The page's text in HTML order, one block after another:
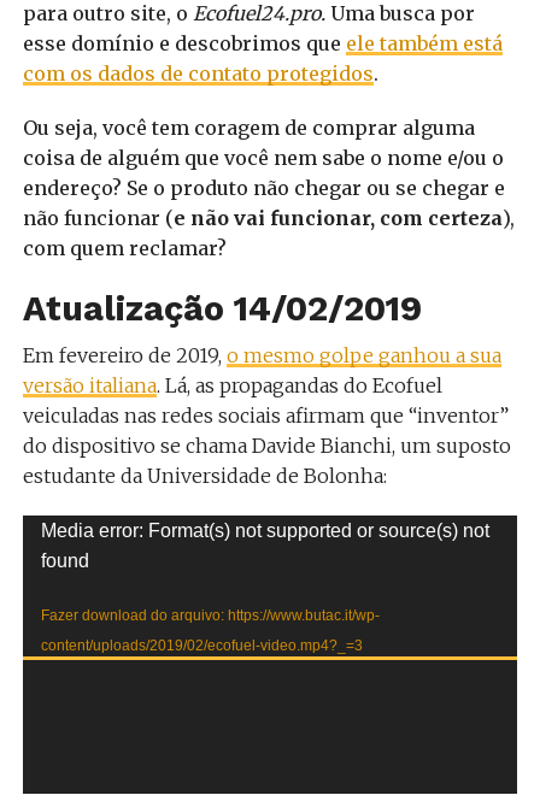
para outro site, o Ecofuel24.pro.Uma busca por
esse domínio e descobrimos que ele também está
com os dados de contato protegidos.
Ou seja, você tem coragem de comprar alguma
coisa de alguém que você nem sabe o nome e/ou o
endereço? Se o produto não chegar ou se chegar e
não funcionar (e não vai funcionar, com certeza),
com quem reclamar?
Atualização 14/02/2019
Em fevereiro de 2019, o mesmo golpe ganhou a sua
versão italiana. Lá, as propagandas do Ecofuel
veiculadas nas redes sociais afirmam que “inventor”
do dispositivo se chama Davide Bianchi, um suposto
estudante da Universidade de Bolonha:
Tocador
de
Media error: Format(s) not supported or source(s) not
found
Fazer download do arquivo: https://www.butac.it/wp-
content/uploads/2019/02/ecofuel-video.mp4?_=3